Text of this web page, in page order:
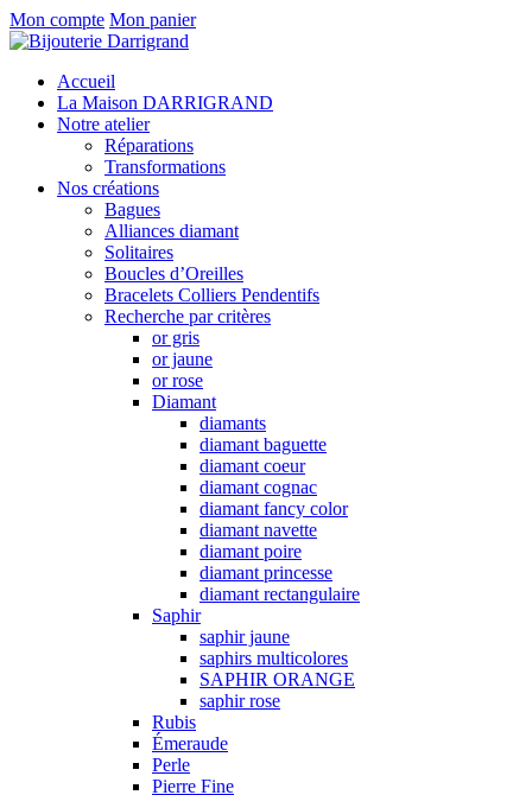
Mon compte Mon panier
Accueil
La Maison DARRIGRAND
Notre atelier
Réparations
Transformations
Nos créations
Bagues
Alliances diamant
Solitaires
Boucles d’Oreilles
Bracelets Colliers Pendentifs
Recherche par critères
or gris
or jaune
or rose
Diamant
diamants
diamant baguette
diamant coeur
diamant cognac
diamant fancy color
diamant navette
diamant poire
diamant princesse
diamant rectangulaire
Saphir
saphir jaune
saphirs multicolores
SAPHIR ORANGE
saphir rose
Rubis
Émeraude
Perle
Pierre Fine